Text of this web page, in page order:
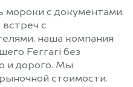
мороки с документами,
с
наша компания
Ferrari без
и дорого. Мы
стоимости.